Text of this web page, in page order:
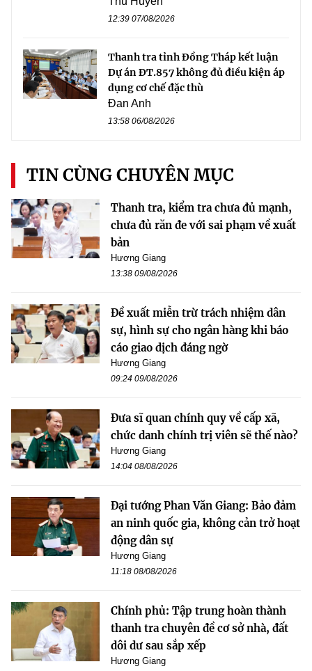
12:39 07/08/2026
Thanh tra tỉnh Đồng Tháp kết luận
Dự án ĐT.857 không đủ điều kiện áp
dụng cơ chế đặc thù
Đan Anh
13:58 06/08/2026
TIN CÙNG CHUYÊN MỤC
Thanh tra, kiểm tra chưa đủ mạnh,
chưa đủ răn đe với sai phạm về xuất
bản
Hương Giang
13:38 09/08/2026
Đề xuất miễn trừ trách nhiệm dân
sự, hình sự cho ngân hàng khi báo
cáo giao dịch đáng ngờ
Hương Giang
09:24 09/08/2026
Đưa sĩ quan chính quy về cấp xã,
chức danh chính trị viên sẽ thế nào?
Hương Giang
14:04 08/08/2026
Đại tướng Phan Văn Giang: Bảo đảm
an ninh quốc gia, không cản trở hoạt
động dân sự
Hương Giang
11:18 08/08/2026
Chính phủ: Tập trung hoàn thành
thanh tra chuyên đề cơ sở nhà, đất
dôi dư sau sắp xếp
Hương Giang